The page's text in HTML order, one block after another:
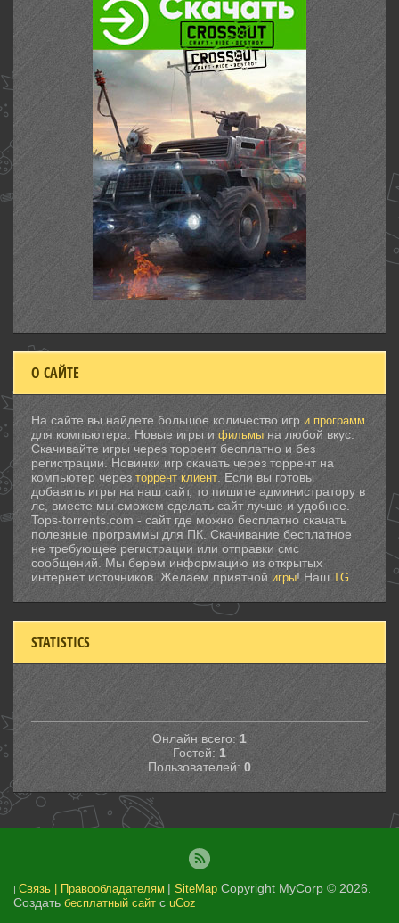
О САЙТЕ
На сайте вы найдете большое количество игр и программ
для компьютера. Новые игры и фильмы на любой вкус.
Скачивайте игры через торрент бесплатно и без
регистрации. Новинки игр скачать через торрент на
компьютер через торрент клиент . Если вы готовы
добавить игры на наш сайт, то пишите администратору в
лс, вместе мы сможем сделать сайт лучше и удобнее.
Tops-torrents.com - сайт где можно бесплатно скачать
полезные программы для ПК. Скачивание бесплатное
не требующее регистрации или отправки смс
сообщений. Мы берем информацию из открытых
интернет источников. Желаем приятной игры! Наш TG
STATISTICS
Онлайн всего: 1
Гостей: 1
Пользователей: 0
| Связь | Правообладателям | SiteMap Copyright MyCorp © 2026
Создать бесплатный сайт с uCoz